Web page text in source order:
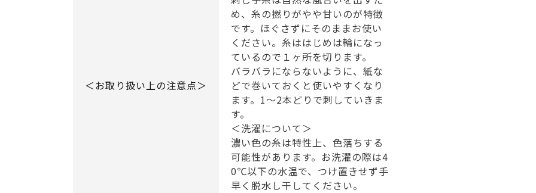
＜お取り扱い上の注意点＞
め、糸の撚りがやや甘いのが特徴
です。ほぐさずにそのままお使い
ください。糸ははじめは輪になっ
ているので１ヶ所を切ります。
バラバラにならないように、紙な
どで巻いておくと使いやすくなり
ます。1～2本どりで刺していきま
す。
＜洗濯について＞
濃い色の糸は特性上、色落ちする
可能性があります。お洗濯の際は4
0℃以下の水温で、つけ置きせず手
早く脱水し干してください。